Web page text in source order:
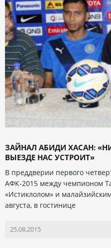
ЗАЙНАЛ АБИДИ ХАСАН:
ВЫЕЗДЕ НАС УСТРОИТ»
В преддверии первого
АФК-2015 между чемпионом
«Истиклолом» и
августа, в гостинице
25.08.2015